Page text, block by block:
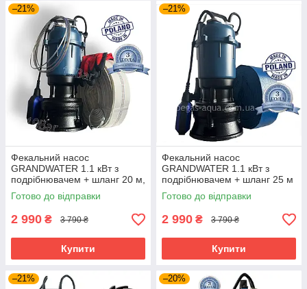
–21%
Фекальний насос
GRANDWATER 1.1 кВт з
подрібнювачем + шланг 20 м,
металевий трос, зажими,
хомут, рукавиці (комплект)
Готово до відправки
2 990 ₴ 3 790 ₴
Купити
–21%
Фекальний насос
GRANDWATER 1.1 кВт з
подрібнювачем + шланг 25 м
(комплект) гарантія 3 роки
Готово до відправки
2 990 ₴ 3 790 ₴
Купити
–21% –20%